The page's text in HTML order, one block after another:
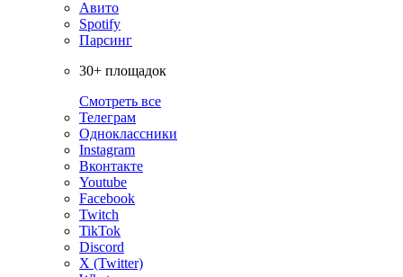
Авито
Spotify
Парсинг
30+ площадок
Смотреть все
Телеграм
Одноклассники
Instagram
Вконтакте
Youtube
Facebook
Twitch
TikTok
Discord
X (Twitter)